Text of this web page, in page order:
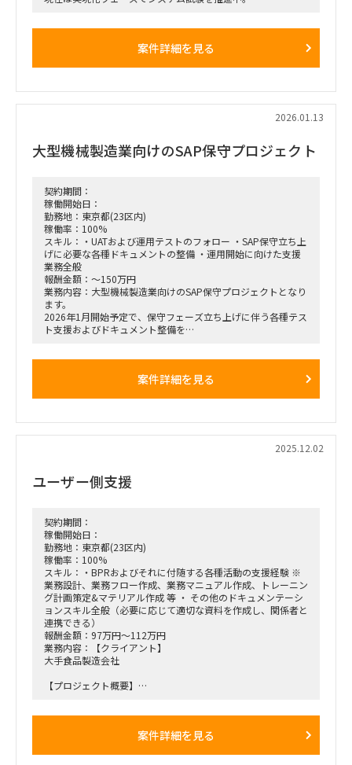
加アドオン等の実装フェーズで
③販売管理管理コンサル（ＳＤ）※PSと連動経験が必要
～導入モジュール～
FI、CO、MM、PP、PS、SD、PEO
案件詳細を見る
2026.01.13
大型機械製造業向けのSAP保守プロジェクト
契約期間：
稼働開始日：
勤務地：東京都(23区内)
稼働率：100%
スキル：・UATおよび運用テストのフォロー ・SAP保守立ち上
げに必要な各種ドキュメントの整備 ・運用開始に向けた支援
業務全般
報酬金額：～150万円
業務内容：大型機械製造業向けのSAP保守プロジェクトとなり
ます。
2026年1月開始予定で、保守フェーズ立ち上げに伴う各種テス
ト支援およびドキュメント整備を
• SAP SDコンサルタント：1名
・SAP保守立ち上げに必要な各種ドキュメントの整備
・運用開始に向けた支援業務全般
案件詳細を見る
2025.12.02
ユーザー側支援
契約期間：
稼働開始日：
勤務地：東京都(23区内)
稼働率：100%
スキル：・BPRおよびそれに付随する各種活動の支援経験 ※
業務設計、業務フロー作成、業務マニュアル作成、トレーニン
グ計画策定&マテリアル作成 等 ・ その他のドキュメンテーシ
ョンスキル全般（必要に応じて適切な資料を作成し、関係者と
連携できる）
報酬金額：97万円～112万円
業務内容：【クライアント】
大手食品製造会社
【プロジェクト概要】
・親会社とグローバル展開している本業にかかわる子会社はす
案件詳細を見る